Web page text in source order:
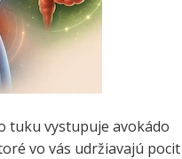
tuku vystupuje avokádo
vo vás udržiavajú pocit